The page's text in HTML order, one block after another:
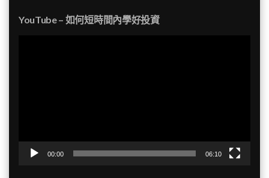
YouTube – 如何短時間內學好投資
00:00 06:10